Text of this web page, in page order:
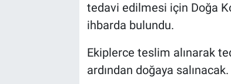
tedavi edilmesi için Doğa
ihbarda bulundu.
Ekiplerce teslim alınarak
ardından doğaya salınacak.